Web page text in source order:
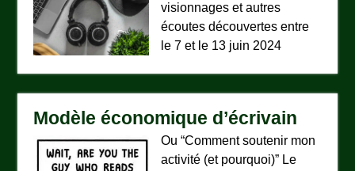
visionnages et autres
écoutes découvertes entre
le 7 et le 13 juin 2024
Modèle économique d’écrivain
Ou “Comment soutenir mon
activité (et pourquoi)” Le